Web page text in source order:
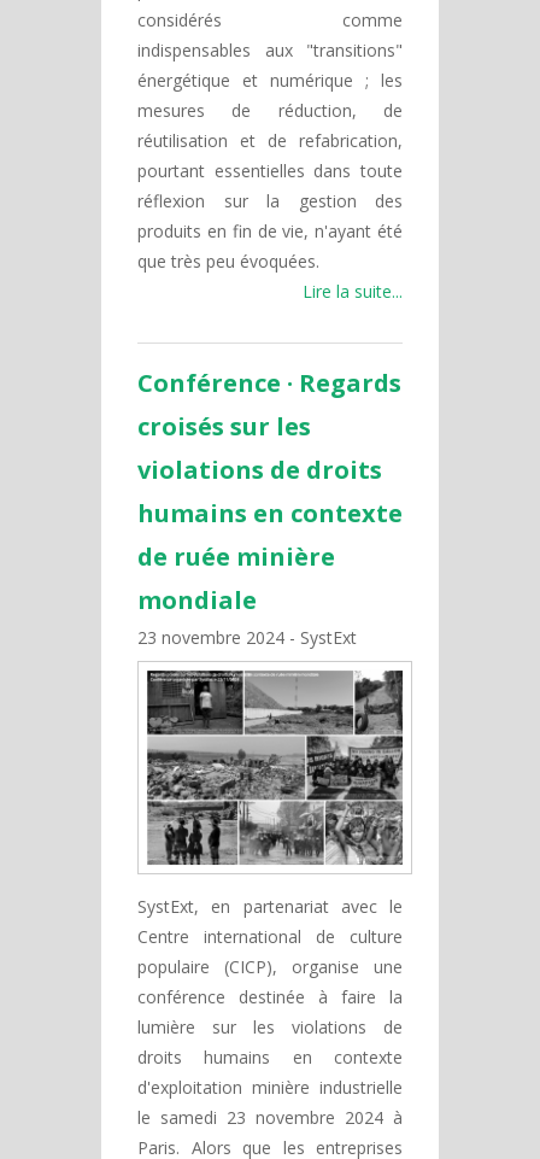
considérés comme
indispensables aux "transitions"
énergétique et numérique ; les
mesures de réduction, de
réutilisation et de refabrication,
pourtant essentielles dans toute
réflexion sur la gestion des
produits en fin de vie, n'ayant été
que très peu évoquées.
Lire la suite...
Conférence · Regards
croisés sur les
violations de droits
humains en contexte
de ruée minière
mondiale
23 novembre 2024 SystExt
SystExt, en partenariat avec le
Centre international de culture
populaire (CICP), organise une
conférence destinée à faire la
lumière sur les violations de
droits humains en contexte
d'exploitation minière industrielle
le samedi 23 novembre 2024 à
Paris. Alors que les entreprises